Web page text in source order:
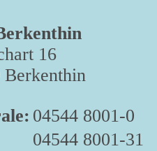
16
Berkenthin
04544 8001-0
04544 8001-31